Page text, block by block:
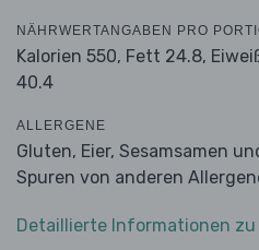
NÄHRWERTANGABEN PRO
Kalorien 550, Fett 24.8,
40.4
ALLERGENE
Gluten, Eier, Sesamsamen
Spuren von anderen
Detaillierte Informationen